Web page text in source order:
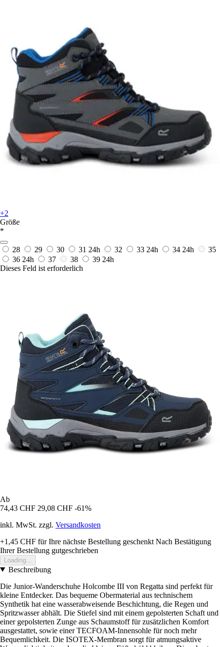
+2
Größe
*
28 29 30 31 24h 32 33 24h 34 24h
35
36 24h 37 38 39 24h
Dieses Feld ist erforderlich
Ab
74,43 CHF 29,08 CHF -61%
inkl. MwSt. zzgl. Versandkosten
+1,45 CHF für Ihre nächste Bestellung geschenkt Nach Bestätigung
Ihrer Bestellung gutgeschrieben
Loading...
Beschreibung
Die Junior-Wanderschuhe Holcombe III von Regatta sind perfekt für
kleine Entdecker. Das bequeme Obermaterial aus technischem
Synthetik hat eine wasserabweisende Beschichtung, die Regen und
Spritzwasser abhält. Die Stiefel sind mit einem gepolsterten Schaft und
einer gepolsterten Zunge aus Schaumstoff für zusätzlichen Komfort
ausgestattet, sowie einer TECFOAM-Innensohle für noch mehr
Bequemlichkeit. Die ISOTEX-Membran sorgt für atmungsaktive